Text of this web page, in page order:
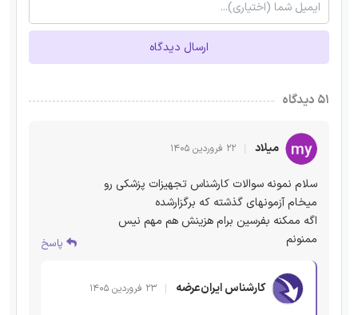
ارسال دیدگاه
۵۱ دیدگاه
میلاد ۲۲ فروردین ۱۴۰۵
سلام نمونه سوالات کارشناس تجهیزات پزشکی رو
میخام آزمونهای گذشته که برگزارشده
اگه ممکنه بفرسین برام هزینش هم مهم نیس
ممنونم
پاسخ
کارشناس ایران‌عرضه ۲۳ فروردین ۱۴۰۵